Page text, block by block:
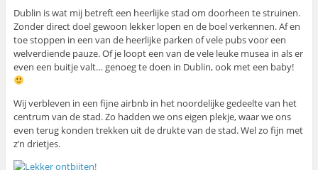
Dublin is wat mij betreft een heerlijke stad om doorheen te struinen.
Zonder direct doel gewoon lekker lopen en de boel verkennen. Af en
toe stoppen in een van de heerlijke parken of vele pubs voor een
welverdiende pauze. Of je loopt een van de vele leuke musea in als er
even een buitje valt… genoeg te doen in Dublin, ook met een baby!
Wij verbleven in een fijne airbnb in het noordelijke gedeelte van het
centrum van de stad. Zo hadden we ons eigen plekje, waar we ons
even terug konden trekken uit de drukte van de stad. Wel zo fijn met
z’n drietjes.